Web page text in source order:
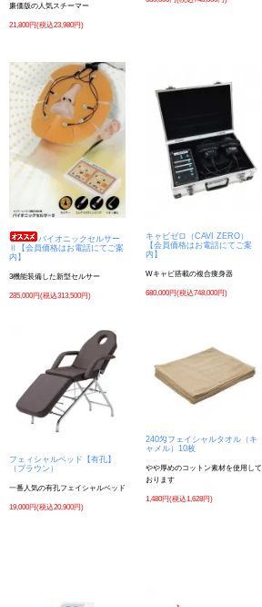
廉価版の人気スチーマー
21,800円(税込23,980円)
バイオニックセルサー
Ⅱ【会員価格はお電話にてご案
内】
3機能装備した新型セルサー
285,000円(税込313,500円)
キャビゼロ（CAVI ZERO）
【会員価格はお電話にてご案
内】
Wキャビ搭載の複合痩身器
680,000円(税込748,000円)
フェィシャルベッド【有孔】
（ブラウン）
一番人気の有孔フェイシャルベッド
19,000円(税込20,900円)
240匁フェイシャルタオル（キ
ャメル）10枚
やや厚めのコットン素材を使用して
おります
1,480円(税込1,628円)